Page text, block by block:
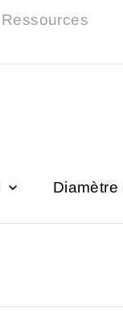
Ressources
Diamètre